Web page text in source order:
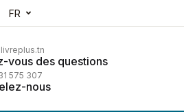
FR
vous des questions
575 307
nous